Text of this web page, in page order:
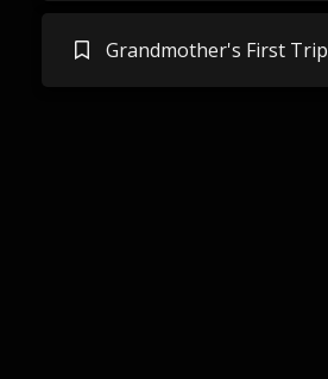
Grandmother's First Trip